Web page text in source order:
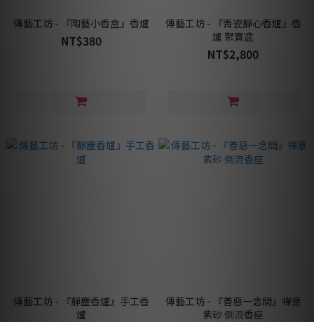
傳藝工坊 - 『陶藝小香盒』香爐
NT$380
傳藝工坊 - 『青瓷靜心香爐』香
爐 聚寶盆
NT$2,800
傳藝工坊 - 『靜塵香爐』手工香
爐
傳藝工坊 - 『善惡一念間』禪意
紫砂 倒流香座